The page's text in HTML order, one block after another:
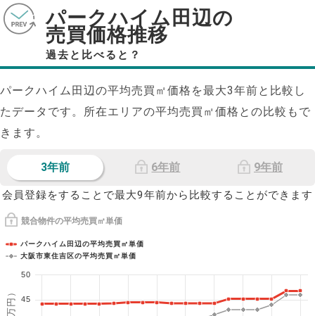
パークハイム田辺の
売買価格推移
過去と比べると？
パークハイム田辺の平均売買㎡価格を最大3年前と比較し
たデータです。所在エリアの平均売買㎡価格との比較もで
きます。
3年前 6年前 9年前
会員登録をすることで最大9年前から比較することができます
競合物件の平均売買㎡単価
パークハイム田辺の平均売買㎡単価
大阪市東住吉区の平均売買㎡単価
45
50